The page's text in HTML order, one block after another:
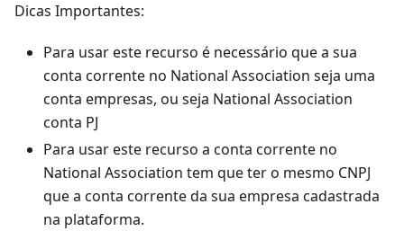
Dicas Importantes:
Para usar este recurso é necessário que a sua
conta corrente no National Association seja uma
conta empresas, ou seja National Association
conta PJ
Para usar este recurso a conta corrente no
National Association tem que ter o mesmo CNPJ
que a conta corrente da sua empresa cadastrada
na plataforma.